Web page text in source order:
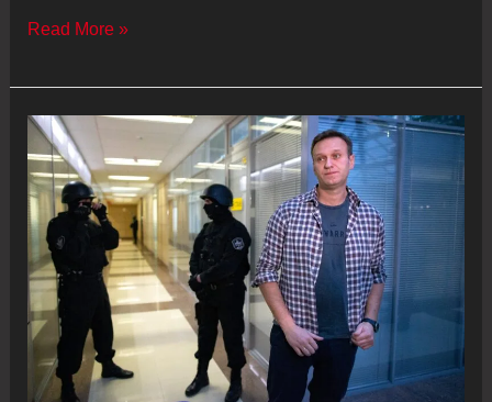
‘Alex
y
‘Asesinatos
en
la
montaña’:
los
Alpes
al
poder
Read More »